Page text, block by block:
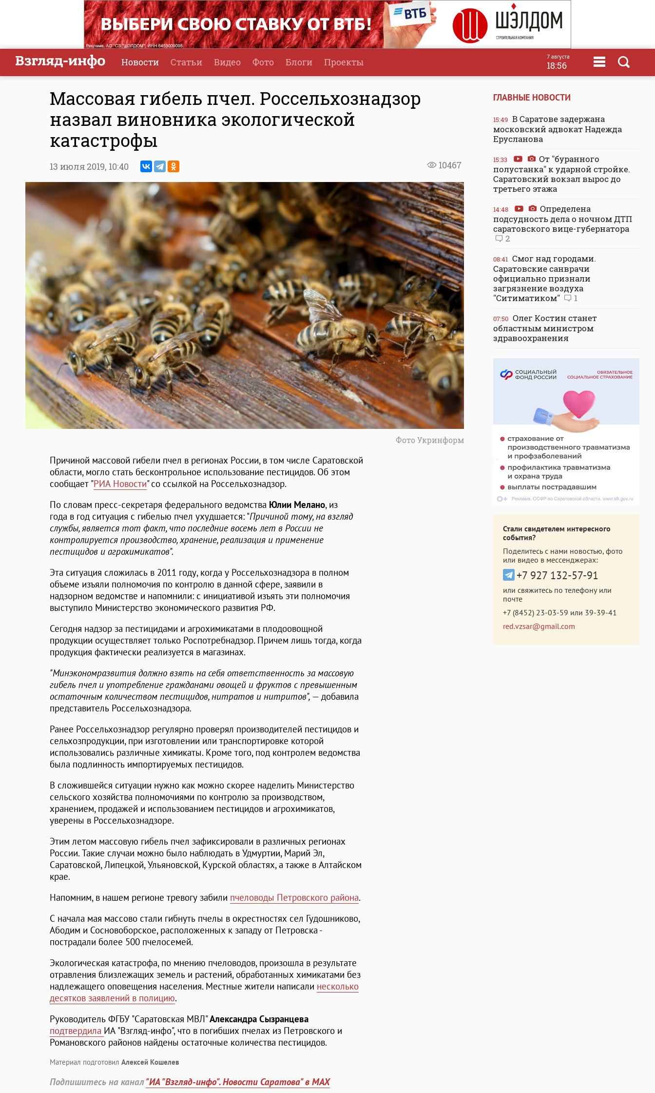
Новости Статьи Видео Фото Блоги Проекты 7 августа
18:56
Массовая гибель пчел. Россельхознадзор
назвал виновника экологической
катастрофы
10467
13 июля 2019, 10:40
Фото Укринформ
Причиной массовой гибели пчел в регионах России, в том числе Саратовской
области, могло стать бесконтрольное использование пестицидов. Об этом
сообщает "РИА Новости" со ссылкой на Россельхознадзор.
По словам пресс-секретаря федерального ведомства Юлии Мелано, из
года в год ситуация с гибелью пчел ухудшается: "Причиной тому, на взгляд
службы, является тот факт, что последние восемь лет в России не
контролируется производство, хранение, реализация и применение
пестицидов и агрохимикатов".
Эта ситуация сложилась в 2011 году, когда у Россельхознадзора в полном
объеме изъяли полномочия по контролю в данной сфере, заявили в
надзорном ведомстве и напомнили: с инициативой изъять эти полномочия
выступило Министерство экономического развития РФ.
Сегодня надзор за пестицидами и агрохимикатами в плодоовощной
продукции осуществляет только Роспотребнадзор. Причем лишь тогда, когда
продукция фактически реализуется в магазинах.
"Минэкономразвития должно взять на себя ответственность за массовую
гибель пчел и употребление гражданами овощей и фруктов с превышенным
остаточным количеством пестицидов, нитратов и нитритов", — добавила
представитель Россельхознадзора.
Ранее Россельхознадзор регулярно проверял производителей пестицидов и
сельхозпродукции, при изготовлении или транспортировке которой
использовались различные химикаты. Кроме того, под контролем ведомства
была подлинность импортируемых пестицидов.
В сложившейся ситуации нужно как можно скорее наделить Министерство
сельского хозяйства полномочиями по контролю за производством,
хранением, продажей и использованием пестицидов и агрохимикатов,
уверены в Россельхознадзоре.
Этим летом массовую гибель пчел зафиксировали в различных регионах
России. Такие случаи можно было наблюдать в Удмуртии, Марий Эл,
Саратовской, Липецкой, Ульяновской, Курской областях, а также в Алтайском
крае.
Напомним, в нашем регионе тревогу забили пчеловоды Петровского района.
С начала мая массово стали гибнуть пчелы в окрестностях сел Гудошниково,
Абодим и Сосновоборское, расположенных к западу от Петровска -
пострадали более 500 пчелосемей.
Экологическая катастрофа, по мнению пчеловодов, произошла в результате
отравления близлежащих земель и растений, обработанных химикатами без
надлежащего оповещения населения. Местные жители написали несколько
десятков заявлений в полицию.
Руководитель ФГБУ "Саратовская МВЛ"Александра Сызранцева
подтвердила ИА "Взгляд-инфо", что в погибших пчелах из Петровского и
Романовского районов найдены остаточные количества пестицидов.
Материал подготовил Алексей Кошелев
Подпишитесь на канал"ИА "Взгляд-инфо". Новости Саратова" в MAX
ГЛАВНЫЕ НОВОСТИ
15:49 В Саратове задержана
московский адвокат Надежда
Ерусланова
15:33
От "буранного
полустанка" к ударной стройке.
Саратовский вокзал вырос до
третьего этажа
14:48
Определена
подсудность дела о ночном ДТП
саратовского вице-губернатора
2
08:41 Смог над городами.
Саратовские санврачи
официально признали
загрязнение воздуха
"Ситиматиком"
1
07:50 Олег Костин станет
областным министром
здравоохранения
Стали свидетелем интересного
события?
Поделитесь с нами новостью, фото
или видео в мессенджерах:
+7 927 132-57-91
или свяжитесь по телефону или
почте
+7 (8452) 23-03-59 или 39-39-41
red.vzsar@gmail.com